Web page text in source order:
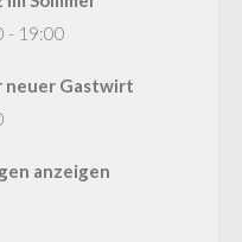
- 19:00
neuer Gastwirt
anzeigen